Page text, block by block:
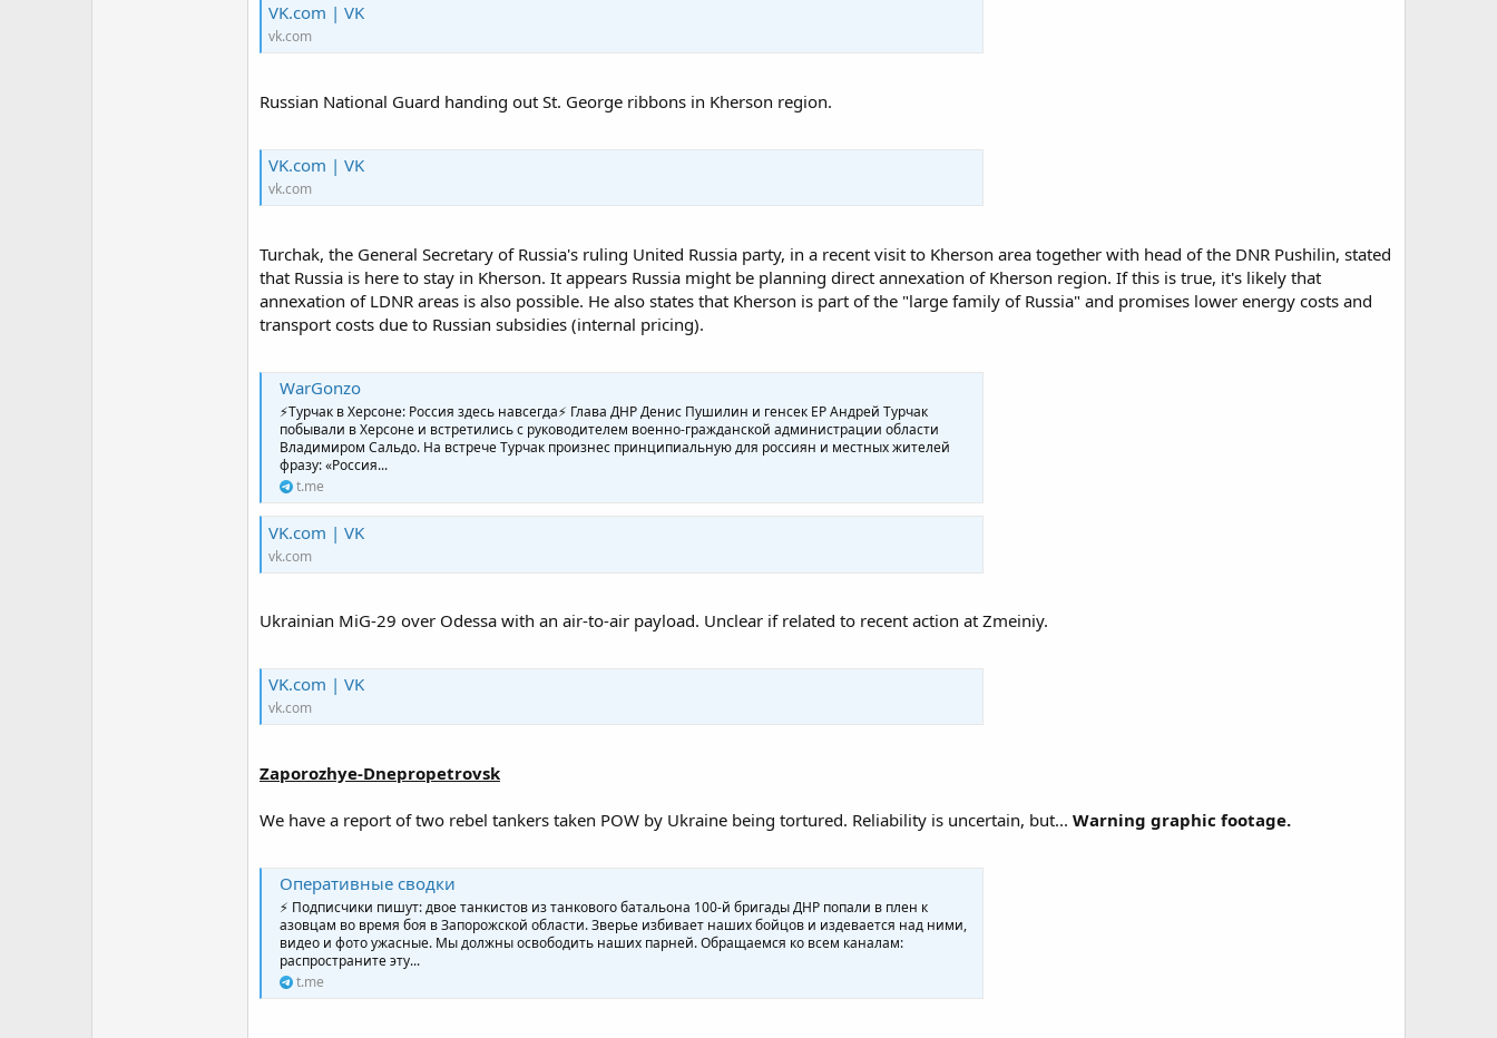
VK.com | VK
vk.com
Russian National Guard handing out St. George ribbons in Kherson region.
VK.com | VK
vk.com
Turchak, the General Secretary of Russia's ruling United Russia party, in a recent visit to Kherson area together with head of the DNR Pushilin, stated
that Russia is here to stay in Kherson. It appears Russia might be planning direct annexation of Kherson region. If this is true, it's likely that
annexation of LDNR areas is also possible. He also states that Kherson is part of the "large family of Russia" and promises lower energy costs and
transport costs due to Russian subsidies (internal pricing).
WarGonzo
⚡️Турчак в Херсоне: Россия здесь навсегда⚡️ Глава ДНР Денис Пушилин и генсек ЕР Андрей Турчак
побывали в Херсоне и встретились с руководителем военно-гражданской администрации области
Владимиром Сальдо. На встрече Турчак произнес принципиальную для россиян и местных жителей
фразу: «Россия...
t.me
VK.com | VK
vk.com
Ukrainian MiG-29 over Odessa with an air-to-air payload. Unclear if related to recent action at Zmeiniy.
VK.com | VK
vk.com
Zaporozhye-Dnepropetrovsk
We have a report of two rebel tankers taken POW by Ukraine being tortured. Reliability is uncertain, but... Warning graphic footage.
Оперативные сводки
⚡️ Подписчики пишут: двое танкистов из танкового батальона 100-й бригады ДНР попали в плен к
азовцам во время боя в Запорожской области. Зверье избивает наших бойцов и издевается над ними,
видео и фото ужасные. Мы должны освободить наших парней. Обращаемся ко всем каналам:
распространите эту...
t.me